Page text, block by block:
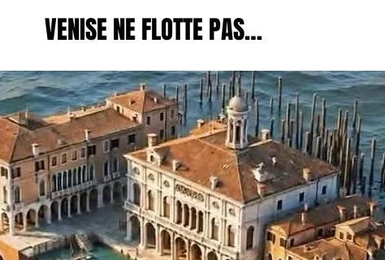
VENISE NE FLOTTE PAS…